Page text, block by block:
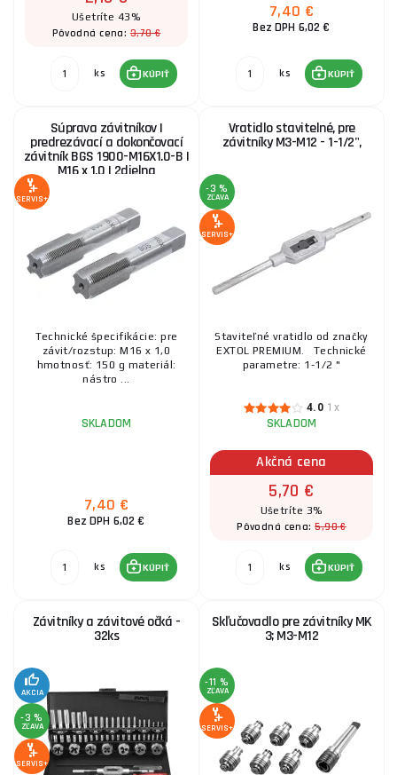
Ušetríte 43%
Pôvodná cena:3,70 €
ks KÚPIŤ
7,40 €
Bez DPH 6,02 €
ks KÚPIŤ
Súprava závitníkov |
predrezávací a dokončovací
závitník BGS 1900-M16X1.0-B |
M16 x 1,0 | 2dielna
SERVIS+
Technické špecifikácie: pre
závit/rozstup: M16 x 1,0
hmotnosť: 150 g materiál:
nástro ...
SKLADOM
7,40 €
Bez DPH 6,02 €
ks KÚPIŤ
Vratidlo stavitelné, pre
závitníky M3-M12 - 1-1/2",
-3 %
ZĽAVA
SERVIS+
Staviteľné vratidlo od značky
EXTOL PREMIUM. Technické
parametre: 1-1/2 "
4.0 1x
SKLADOM
Akčná cena
5,70 €
Ušetríte 3%
Pôvodná cena:5,90 €
ks KÚPIŤ
Závitníky a závitové očká -
32ks
AKCIA
-3 %
ZĽAVA
SERVIS+
Skľučovadlo pre závitníky MK
3; M3-M12
-11 %
ZĽAVA
SERVIS+